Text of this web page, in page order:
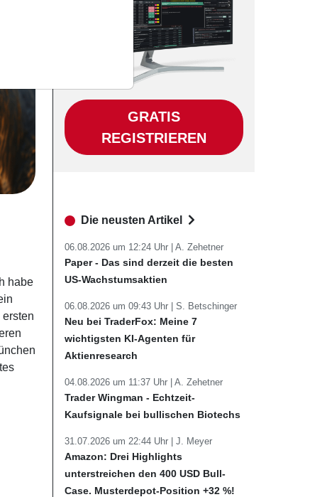
habe
GRATIS
REGISTRIEREN
Die neusten Artikel
06.08.2026 um 12:24 Uhr | A. Zehetner
Paper - Das sind derzeit die besten
US-Wachstumsaktien
06.08.2026 um 09:43 Uhr | S. Betschinger
Neu bei TraderFox: Meine 7
wichtigsten KI-Agenten für
Aktienresearch
04.08.2026 um 11:37 Uhr | A. Zehetner
Trader Wingman - Echtzeit-
Kaufsignale bei bullischen Biotechs
31.07.2026 um 22:44 Uhr | J. Meyer
Amazon: Drei Highlights
unterstreichen den 400 USD Bull-
Case. Musterdepot-Position +32 %!